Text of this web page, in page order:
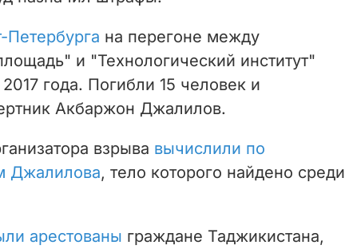
Петербурга на перегоне между
и "Технологический институт"
года. Погибли 15 человек и
Акбаржон Джалилов.
взрыва вычислили по
Джалилова, тело которого найдено среди
арестованы граждане Таджикистана,